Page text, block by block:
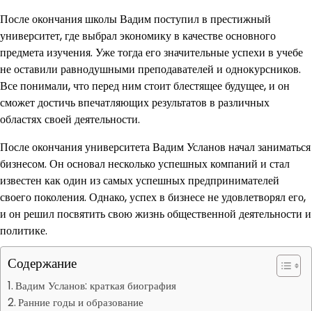
После окончания школы Вадим поступил в престижный
университет, где выбрал экономику в качестве основного
предмета изучения. Уже тогда его значительные успехи в учебе
не оставили равнодушными преподавателей и однокурсников.
Все понимали, что перед ним стоит блестящее будущее, и он
сможет достичь впечатляющих результатов в различных
областях своей деятельности.
После окончания университета Вадим Усланов начал заниматься
бизнесом. Он основал несколько успешных компаний и стал
известен как один из самых успешных предпринимателей
своего поколения. Однако, успех в бизнесе не удовлетворял его,
и он решил посвятить свою жизнь общественной деятельности и
политике.
Содержание
Вадим Усланов: краткая биография
Ранние годы и образование